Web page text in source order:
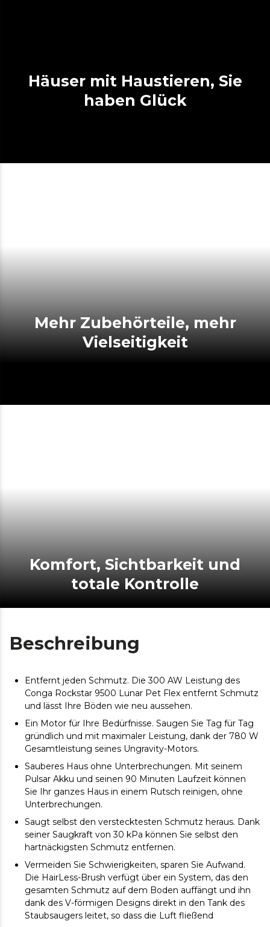
Häuser mit Haustieren, Sie
haben Glück
Mehr Zubehörteile, mehr
Vielseitigkeit
Komfort, Sichtbarkeit und
totale Kontrolle
Beschreibung
Entfernt jeden Schmutz. Die 300 AW Leistung des
Conga Rockstar 9500 Lunar Pet Flex entfernt Schmutz
und lässt Ihre Böden wie neu aussehen.
Ein Motor für Ihre Bedürfnisse. Saugen Sie Tag für Tag
gründlich und mit maximaler Leistung, dank der 780 W
Gesamtleistung seines Ungravity-Motors.
Sauberes Haus ohne Unterbrechungen. Mit seinem
Pulsar Akku und seinen 90 Minuten Laufzeit können
Sie Ihr ganzes Haus in einem Rutsch reinigen, ohne
Unterbrechungen.
Saugt selbst den verstecktesten Schmutz heraus. Dank
seiner Saugkraft von 30 kPa können Sie selbst den
hartnäckigsten Schmutz entfernen.
Vermeiden Sie Schwierigkeiten, sparen Sie Aufwand.
Die HairLess-Brush verfügt über ein System, das den
gesamten Schmutz auf dem Boden auffängt und ihn
dank des V-förmigen Designs direkt in den Tank des
Staubsaugers leitet, so dass die Luft fließend